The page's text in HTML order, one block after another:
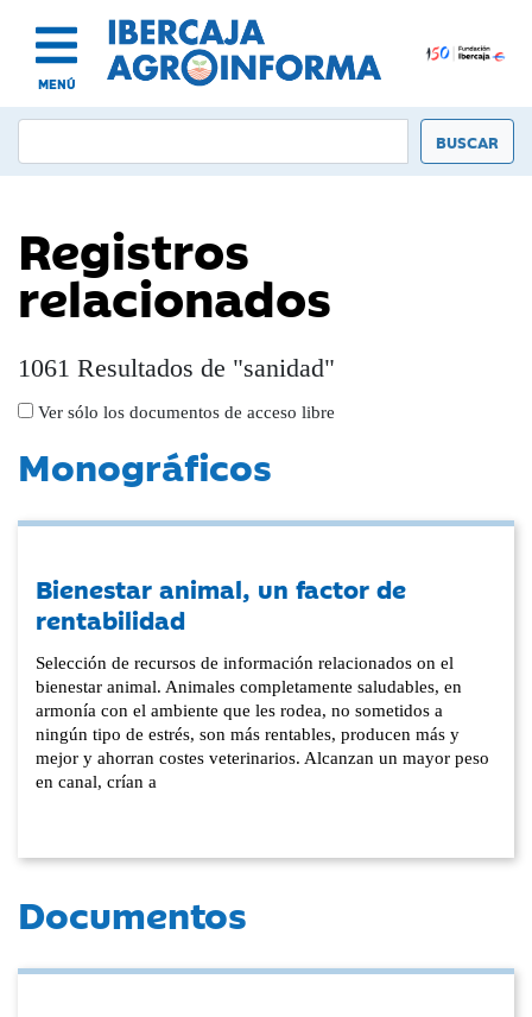
MENÚ
Registros
relacionados
1061 Resultados de "sanidad"
Ver sólo los documentos de acceso libre
Monográficos
Bienestar animal, un factor de
rentabilidad
Selección de recursos de información relacionados on el
bienestar animal. Animales completamente saludables, en
armonía con el ambiente que les rodea, no sometidos a
ningún tipo de estrés, son más rentables, producen más y
mejor y ahorran costes veterinarios. Alcanzan un mayor peso
en canal, crían a
Documentos